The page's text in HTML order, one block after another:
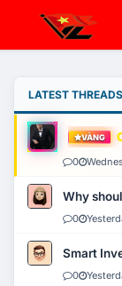
LATEST THREADS
VÀNG
0
Why
0
Smart
0